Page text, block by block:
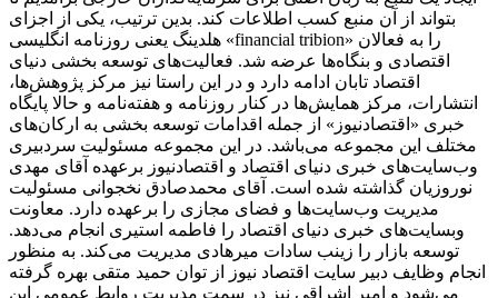
بتواند از آن منبع کسب اطلاعات کند. بدین ترتیب، یکی از اجزای
هلدینگ یعنی روزنامه انگلیسی «financial tribion» را به فعالان
اقتصادی و بنگاه‌ها عرضه شد. فعالیت‌های توسعه بخشی دنیای
اقتصاد تابان ادامه دارد و در این راستا نیز مرکز پژوهش‌ها،
انتشارات، مرکز همایش‌ها در کنار روزنامه و هفته‌نامه و حالا پایگاه
خبری «اقتصادنیوز» از جمله اقدامات توسعه بخشی به ارکان‌های
مختلف این مجموعه می‌باشد. در این مجموعه مسئولیت سردبیری
وب‌سایت‌های خبری دنیای اقتصاد و اقتصادنیوز برعهده آقای مهدی
نوروزیان گذاشته شده است. آقای محمدصادق نخجوانی مسئولیت
مدیریت وب‌سایت‌ها و فضای مجازی را برعهده دارد. معاونت
وبسایت‌های خبری دنیای اقتصاد را فاطمه استیری انجام می‌دهد.
توسعه بازار را زینب سادات میرهادی مدیریت می‌کند. به منظور
انجام وظایف دبیر سایت اقتصاد نیوز از توان حمید متقی بهره گرفته
می‌شود و امیر اشراقی نیز در سمت مدیریت روابط عمومی این